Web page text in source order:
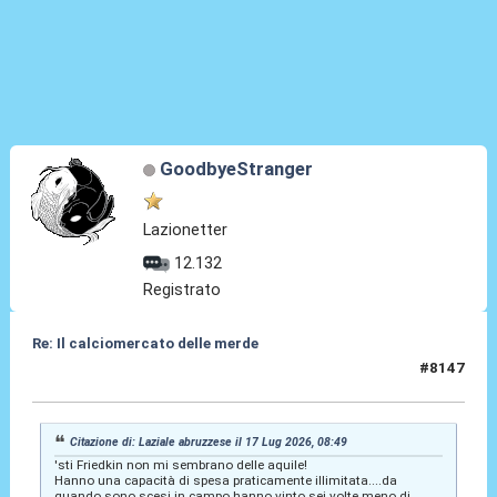
GoodbyeStranger
Lazionetter
12.132
Registrato
Re: Il calciomercato delle merde
#8147
Citazione di: Laziale abruzzese il 17 Lug 2026, 08:49
'sti Friedkin non mi sembrano delle aquile!
Hanno una capacità di spesa praticamente illimitata....da